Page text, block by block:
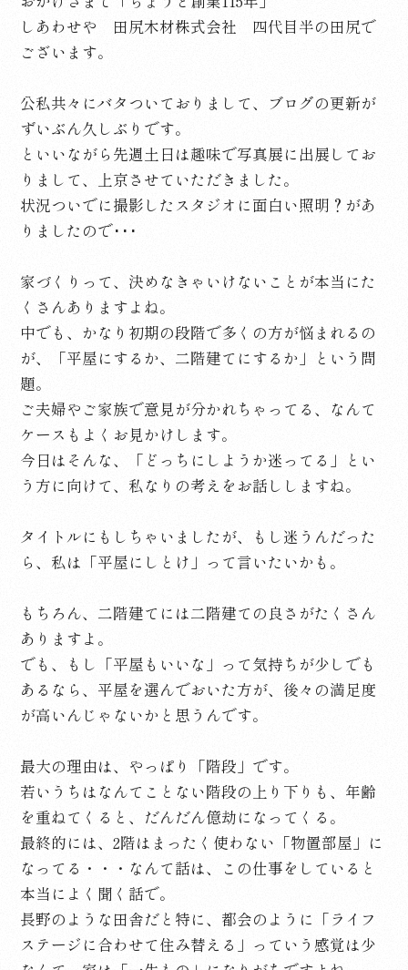
しあわせや 田尻木材株式会社 四代目半の田尻で
ございます。
公私共々にバタついておりまして、ブログの更新が
ずいぶん久しぶりです。
といいながら先週土日は趣味で写真展に出展してお
りまして、上京させていただきました。
状況ついでに撮影したスタジオに面白い照明？があ
りましたので･･･
家づくりって、決めなきゃいけないことが本当にた
くさんありますよね。
中でも、かなり初期の段階で多くの方が悩まれるの
が、「平屋にするか、二階建てにするか」という問
題。
ご夫婦やご家族で意見が分かれちゃってる、なんて
ケースもよくお見かけします。
今日はそんな、「どっちにしようか迷ってる」とい
う方に向けて、私なりの考えをお話ししますね。
タイトルにもしちゃいましたが、もし迷うんだった
ら、私は「平屋にしとけ」って言いたいかも。
もちろん、二階建てには二階建ての良さがたくさん
ありますよ。
でも、もし「平屋もいいな」って気持ちが少しでも
あるなら、平屋を選んでおいた方が、後々の満足度
が高いんじゃないかと思うんです。
最大の理由は、やっぱり「階段」です。
若いうちはなんてことない階段の上り下りも、年齢
を重ねてくると、だんだん億劫になってくる。
最終的には、2階はまったく使わない「物置部屋」に
なってる・・・なんて話は、この仕事をしていると
本当によく聞く話で。
長野のような田舎だと特に、都会のように「ライフ
ステージに合わせて住み替える」っていう感覚は少